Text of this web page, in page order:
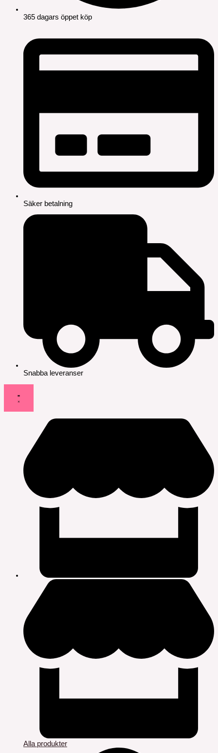
365 dagars öppet köp
Säker betalning
Snabba leveranser
Alla produkter